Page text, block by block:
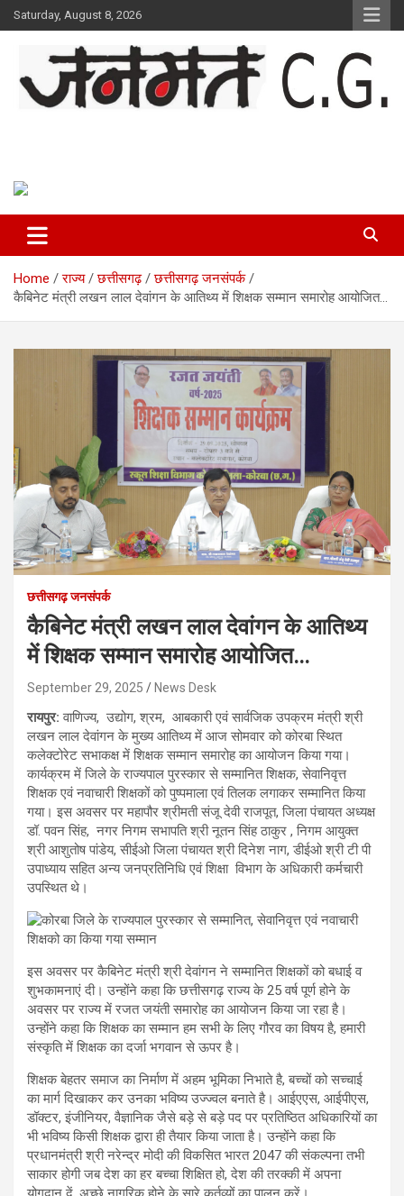
Skip
to
Saturday, August 8, 2026
Home राज्य छत्तीसगढ़
छत्तीसगढ़ जनसंपर्क
कैबिनेट मंत्री लखन लाल देवांगन के आतिथ्य में शिक्षक सम्मान समारोह आयोजित…
छत्तीसगढ़ जनसंपर्क
कैबिनेट मंत्री लखन लाल देवांगन के आतिथ्य
में शिक्षक सम्मान समारोह आयोजित…
September 29, 2025 News Desk
रायपुर:वाणिज्य, उद्योग, श्रम, आबकारी एवं सार्वजिक उपक्रम मंत्री श्री
लखन लाल देवांगन के मुख्य आतिथ्य में आज सोमवार को कोरबा स्थित
कलेक्टोरेट सभाकक्ष में शिक्षक सम्मान समारोह का आयोजन किया गया।
कार्यक्रम में जिले के राज्यपाल पुरस्कार से सम्मानित शिक्षक, सेवानिवृत्त
शिक्षक एवं नवाचारी शिक्षकों को पुष्पमाला एवं तिलक लगाकर सम्मानित किया
गया। इस अवसर पर महापौर श्रीमती संजू देवी राजपूत, जिला पंचायत अध्यक्ष
डॉ. पवन सिंह, नगर निगम सभापति श्री नूतन सिंह ठाकुर , निगम आयुक्त
श्री आशुतोष पांडेय, सीईओ जिला पंचायत श्री दिनेश नाग, डीईओ श्री टी पी
उपाध्याय सहित अन्य जनप्रतिनिधि एवं शिक्षा विभाग के अधिकारी कर्मचारी
उपस्थित थे।
इस अवसर पर कैबिनेट मंत्री श्री देवांगन ने सम्मानित शिक्षकों को बधाई व
शुभकामनाएं दी। उन्होंने कहा कि छत्तीसगढ़ राज्य के 25 वर्ष पूर्ण होने के
अवसर पर राज्य में रजत जयंती समारोह का आयोजन किया जा रहा है।
उन्होंने कहा कि शिक्षक का सम्मान हम सभी के लिए गौरव का विषय है, हमारी
संस्कृति में शिक्षक का दर्जा भगवान से ऊपर है।
शिक्षक बेहतर समाज का निर्माण में अहम भूमिका निभाते है, बच्चों को सच्चाई
का मार्ग दिखाकर कर उनका भविष्य उज्ज्वल बनाते है। आईएएस, आईपीएस,
डॉक्टर, इंजीनियर, वैज्ञानिक जैसे बड़े से बड़े पद पर प्रतिष्ठित अधिकारियों का
भी भविष्य किसी शिक्षक द्वारा ही तैयार किया जाता है। उन्होंने कहा कि
प्रधानमंत्री श्री नरेन्द्र मोदी की विकसित भारत 2047 की संकल्पना तभी
साकार होगी जब देश का हर बच्चा शिक्षित हो, देश की तरक्की में अपना